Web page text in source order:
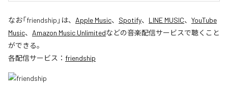
なお「friendship 」は、 Apple Music、 Spotify、 LINE MUSIC、 YouTube
Music、 Amazon Music Unlimitedなどの音楽配信サービスで聴くこと
ができる。
各配信サービス： friendship